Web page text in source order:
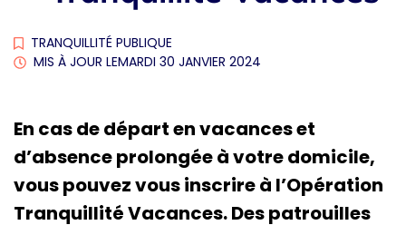
TRANQUILLITÉ PUBLIQUE
MIS À JOUR LEMARDI 30 JANVIER 2024
En cas de départ en vacances et
d’absence prolongée à votre domicile,
vous pouvez vous inscrire à l’Opération
Tranquillité Vacances. Des patrouilles